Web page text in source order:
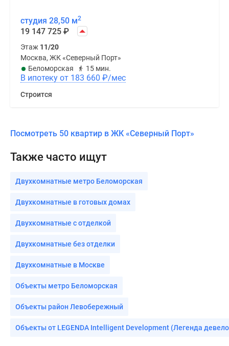
студия 28,50 м2
19 147 725 ₽
Этаж 11/20
Москва, ЖК «Северный Порт»
Беломорская
15 мин.
В ипотеку от 183 660 ₽/мес
Строится
Посмотреть 50 квартир в ЖК «Северный Порт»
Также часто ищут
Двухкомнатные метро Беломорская
Двухкомнатные в готовых домах
Двухкомнатные с отделкой
Двухкомнатные без отделки
Двухкомнатные в Москве
Объекты метро Беломорская
Объекты район Левобережный
Объекты от LEGENDA Intelligent Development (Легенда